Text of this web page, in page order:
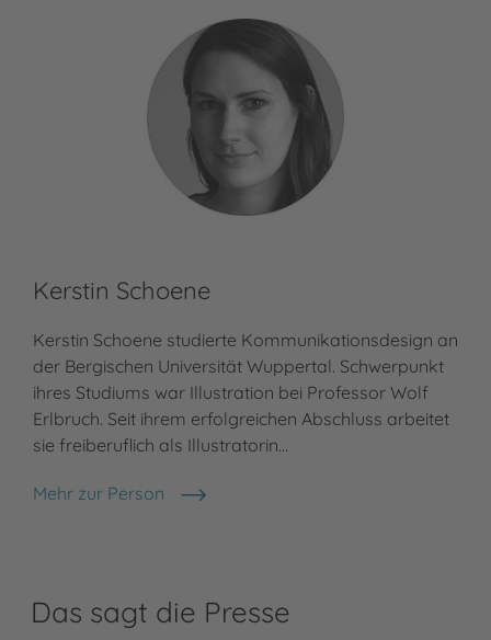
Kerstin Schoene
Kerstin Schoene studierte Kommunikationsdesign an
der Bergischen Universität Wuppertal. Schwerpunkt
ihres Studiums war Illustration bei Professor Wolf
Erlbruch. Seit ihrem erfolgreichen Abschluss arbeitet
sie freiberuflich als Illustratorin…
Mehr zur Person
Kerstin Schoene
Das sagt die Presse